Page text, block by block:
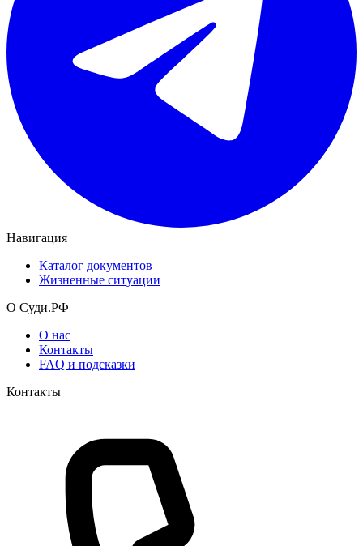
Навигация
Каталог документов
Жизненные ситуации
О Суди.РФ
О нас
Контакты
FAQ и подсказки
Контакты